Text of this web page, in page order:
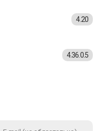
4.20
4.36.0.5